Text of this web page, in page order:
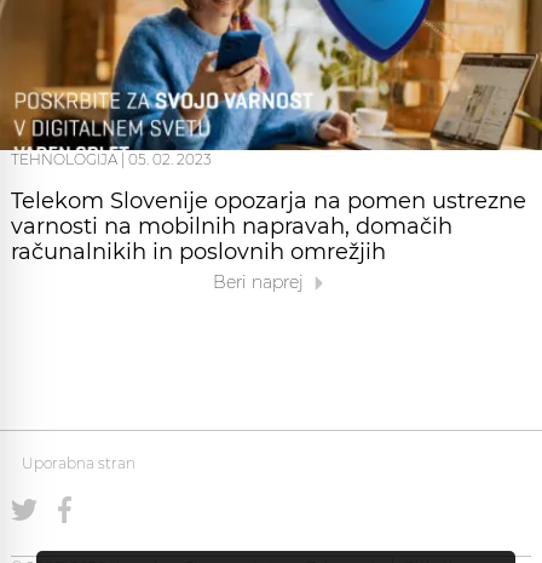
TEHNOLOGIJA 05. 02. 2023
Telekom Slovenije opozarja na pomen ustrezne
varnosti na mobilnih napravah, domačih
računalnikih in poslovnih omrežjih
Beri naprej
Uporabna stran